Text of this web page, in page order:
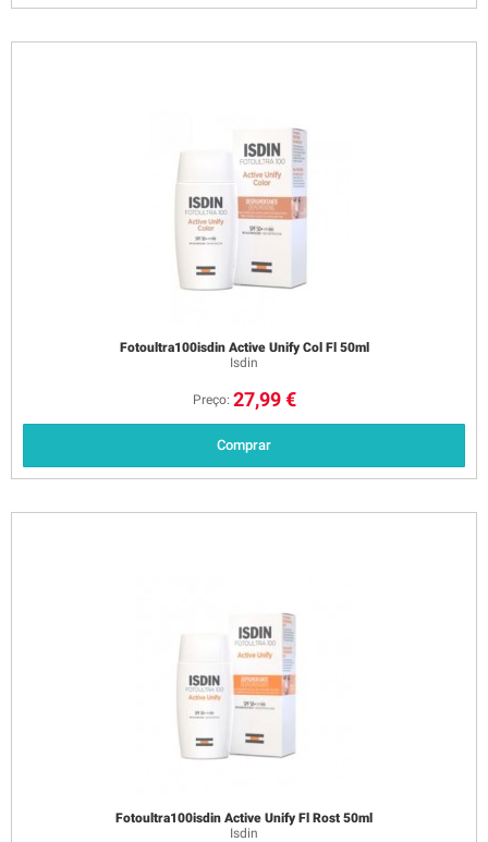
Fotoultra100isdin Active Unify Col Fl 50ml
Isdin
Preço: 27,99 €
Comprar
Fotoultra100isdin Active Unify Fl Rost 50ml
Isdin